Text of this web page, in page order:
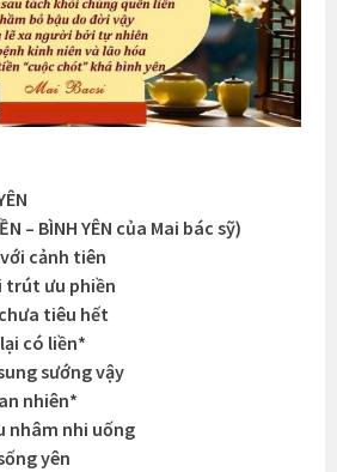
– BÌNH YÊN của Mai bác sỹ)
cảnh tiên
trút ưu phiền
tiêu hết
có liền*
sướng vậy
nhiên*
nhâm nhi uống
yên